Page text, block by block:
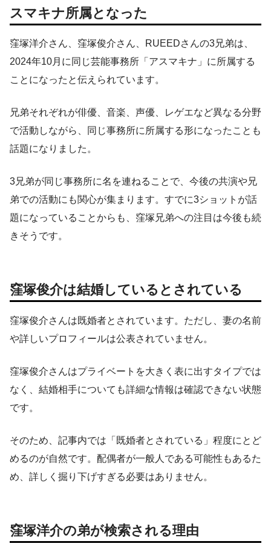
スマキナ所属となった
窪塚洋介さん、窪塚俊介さん、RUEEDさんの3兄弟は、
2024年10月に同じ芸能事務所「アスマキナ」に所属する
ことになったと伝えられています。
兄弟それぞれが俳優、音楽、声優、レゲエなど異なる分野
で活動しながら、同じ事務所に所属する形になったことも
話題になりました。
3兄弟が同じ事務所に名を連ねることで、今後の共演や兄
弟での活動にも関心が集まります。すでに3ショットが話
題になっていることからも、窪塚兄弟への注目は今後も続
きそうです。
窪塚俊介は結婚しているとされている
窪塚俊介さんは既婚者とされています。ただし、妻の名前
や詳しいプロフィールは公表されていません。
窪塚俊介さんはプライベートを大きく表に出すタイプでは
なく、結婚相手についても詳細な情報は確認できない状態
です。
そのため、記事内では「既婚者とされている」程度にとど
めるのが自然です。配偶者が一般人である可能性もあるた
め、詳しく掘り下げすぎる必要はありません。
窪塚洋介の弟が検索される理由